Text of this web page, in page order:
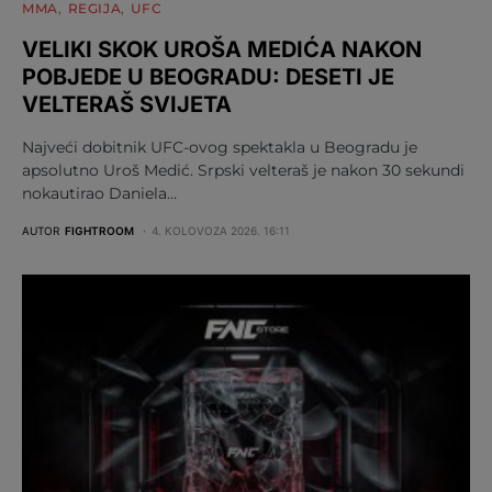
MMA REGIJA UFC
VELIKI SKOK UROŠA MEDIĆA NAKON
POBJEDE U BEOGRADU: DESETI JE
VELTERAŠ SVIJETA
Najveći dobitnik UFC-ovog spektakla u Beogradu je
apsolutno Uroš Medić. Srpski velteraš je nakon 30 sekundi
nokautirao Daniela…
AUTOR FIGHTROOM 4. KOLOVOZA 2026. 16:11